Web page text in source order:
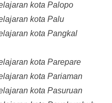
kota Palopo
kota Palu
kota Pangkal
kota Parepare
kota Pariaman
kota Pasuruan